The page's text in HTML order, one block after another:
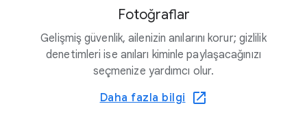
Fotoğraflar
Gelişmiş güvenlik, ailenizin anılarını korur; gizlilik
denetimleri ise anıları kiminle paylaşacağınızı
seçmenize yardımcı olur.
Daha fazla bilgi